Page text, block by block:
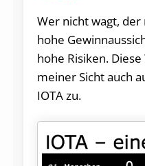
Wer nicht wagt,
hohe
hohe Risiken.
meiner Sicht auch
IOTA zu.